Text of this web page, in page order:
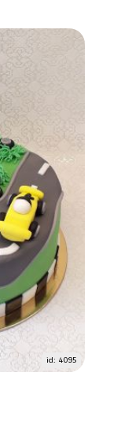
id: 4095